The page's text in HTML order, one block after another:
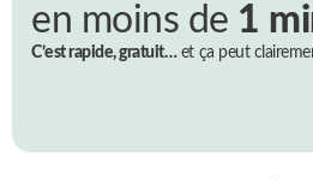
en moins de 1
C’est rapide, gratuit…et ça peut